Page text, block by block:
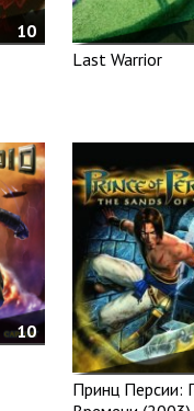
10
Last Warrior
10
Принц Персии: